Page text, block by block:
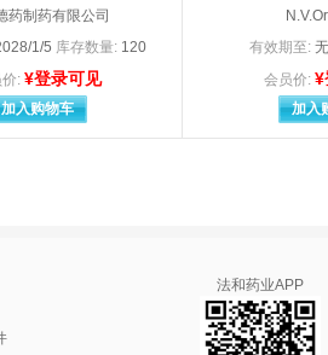
长春海悦药业有限公司（长春富春制药有限公司）
长春雷允上药业有限公司
长春万德制药有限公司
常熟克劳丽日用品有限公司委托常熟克劳
常熟市星海制药有限公司
常州市康迪医用吻合器有限公司
常州四药制药有限公司
成都国嘉联合制药有限公司
药制药有限公司
1/5 库存数量: 120
: ¥登录可见
加入购物车
有效期至: 无
会员价: ¥
加入
法和药业APP